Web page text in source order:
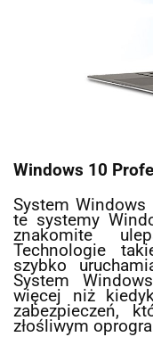
Windows 10
System Windows
te systemy
znakomite
Technologie
szybko
System
więcej niż
zabezpieczeń,
złośliwym